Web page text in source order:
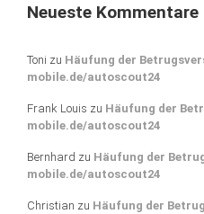
Neueste Kommentare
Toni zu Häufung der
mobile.de/autoscout24
Frank Louis zu Häufung der
mobile.de/autoscout24
Bernhard zu Häufung der
mobile.de/autoscout24
Christian zu Häufung der